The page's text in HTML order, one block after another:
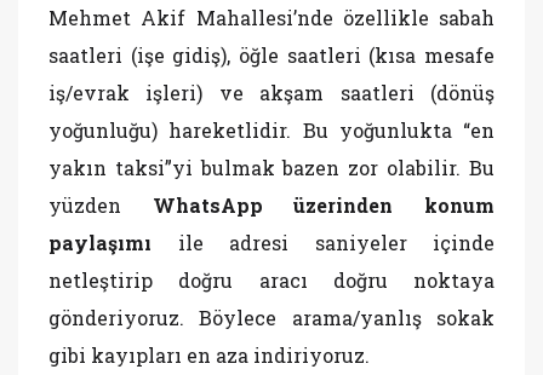
Mehmet Akif Mahallesi’nde özellikle sabah
saatleri (işe gidiş), öğle saatleri (kısa mesafe
iş/evrak işleri) ve akşam saatleri (dönüş
yoğunluğu) hareketlidir. Bu yoğunlukta “en
yakın taksi”yi bulmak bazen zor olabilir. Bu
yüzden WhatsApp üzerinden konum
paylaşımı ile adresi saniyeler içinde
netleştirip doğru aracı doğru noktaya
gönderiyoruz. Böylece arama/yanlış sokak
gibi kayıpları en aza indiriyoruz.